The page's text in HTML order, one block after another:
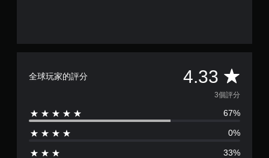
全球玩家的評分 4.33 平
均
評
分
3個評分
67%
0%
33%